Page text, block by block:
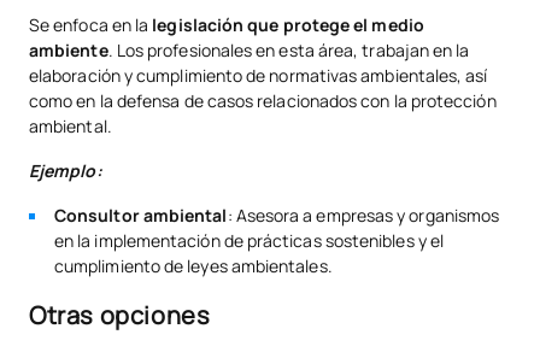
Se enfoca en la legislación que protege el medio
ambiente. Los profesionales en esta área, trabajan en la
elaboración y cumplimiento de normativas ambientales, así
como en la defensa de casos relacionados con la protección
ambiental.
Ejemplo:
Consultor ambiental: Asesora a empresas y organismos
en la implementación de prácticas sostenibles y el
cumplimiento de leyes ambientales.
Otras opciones